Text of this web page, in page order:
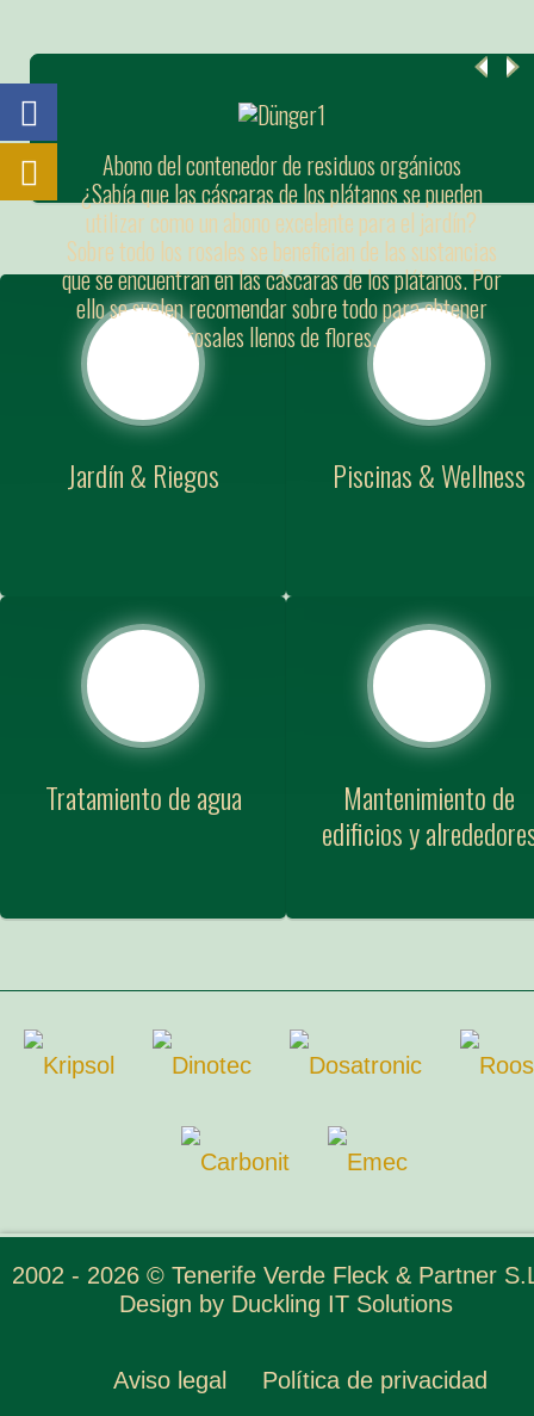
Abono del contenedor de residuos orgánicos
¿Sabía que las cáscaras de los plátanos se pueden
utilizar como un abono excelente para el jardín?
Sobre todo los rosales se benefician de las sustancias
que se encuentran en las cáscaras de los plátanos. Por
ello se suelen recomendar sobre todo para obtener
rosales llenos de flores.
Jardín & Riegos Piscinas & Wellness
Tratamiento de agua
Mantenimiento de
edificios y
2002 - 2026 © Tenerife Verde Fleck & Partner
Design by Duckling IT Solutions
Aviso legal Política de privacidad